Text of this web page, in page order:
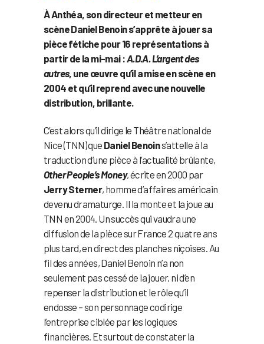
À Anthéa, son directeur et metteur en
scène Daniel Benoin s’apprête à jouer sa
pièce fétiche pour 16 représentations à
partir de la mi-mai : A.D.A. L’argent des
autres, une œuvre qu’il a mise en scène en
2004 et qu’il reprend avec une nouvelle
distribution, brillante.
C’est alors qu’il dirige le Théâtre national de
Nice (TNN) que Daniel Benoins’attelle à la
traduction d’une pièce à l’actualité brûlante,
Other People’s Money, écrite en 2000 par
Jerry Sterner, homme d’affaires américain
devenu dramaturge. Il la monte et la joue au
TNN en 2004. Un succès qui vaudra une
diffusion de la pièce sur France 2 quatre ans
plus tard, en direct des planches niçoises. Au
fil des années, Daniel Benoin n’a non
seulement pas cessé de la jouer, ni d’en
repenser la distribution et le rôle qu’il
endosse – son personnage codirige
l’entreprise ciblée par les logiques
financières. Et surtout de constater la